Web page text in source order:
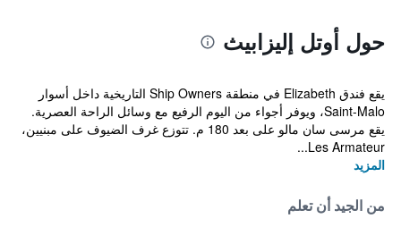
حول أوتل إليزابيث
يقع فندق Elizabeth في منطقة Ship Owners التاريخية داخل أسوار
Saint-Malo، ويوفر أجواء من اليوم الرفيع مع وسائل الراحة العصرية.
يقع مرسى سان مالو على بعد 180 م. تتوزع غرف الضيوف على مبنيين،
Les Armateur...
المزيد
من الجيد أن تعلم